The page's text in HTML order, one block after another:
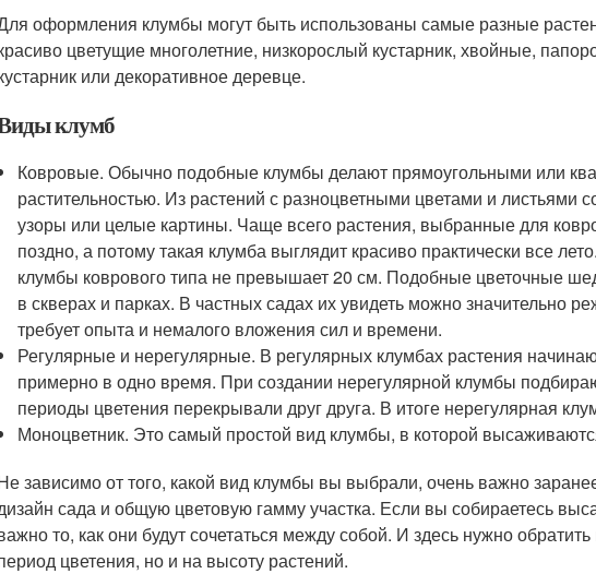
оформления клумбы могут быть использованы самые разные
цветущие многолетние, низкорослый кустарник, хвойные,
или декоративное деревце.
клумб
Ковровые. Обычно подобные клумбы делают прямоугольными или
растительностью. Из растений с разноцветными цветами и листьями
узоры или целые картины. Чаще всего растения, выбранные для
поздно, а потому такая клумба выглядит красиво практически все
клумбы коврового типа не превышает 20 см. Подобные цветочные
в скверах и парках. В частных садах их увидеть можно значительно
требует опыта и немалого вложения сил и времени.
Регулярные и нерегулярные. В регулярных клумбах растения
примерно в одно время. При создании нерегулярной клумбы
периоды цветения перекрывали друг друга. В итоге нерегулярная
Моноцветник. Это самый простой вид клумбы, в которой
зависимо от того, какой вид клумбы вы выбрали, очень важно
сада и общую цветовую гамму участка. Если вы собираетесь
то, как они будут сочетаться между собой. И здесь нужно
цветения, но и на высоту растений.